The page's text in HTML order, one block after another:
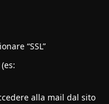
“SSL”
alla mail dal sito